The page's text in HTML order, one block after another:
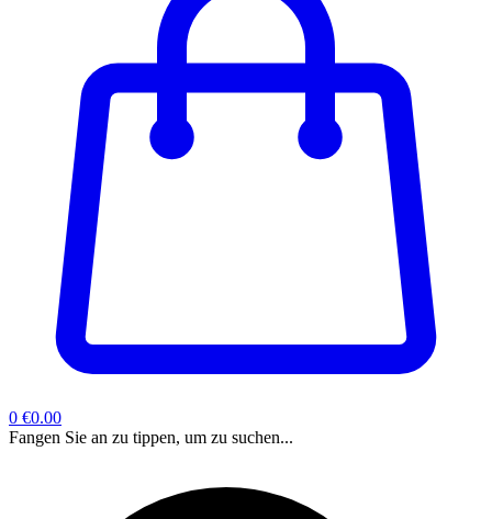
0 €0.00
Fangen Sie an zu tippen, um zu suchen...